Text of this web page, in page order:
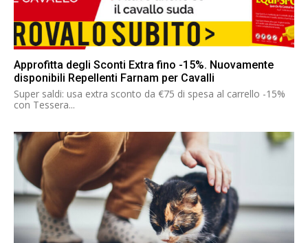
Approfitta degli Sconti Extra fino -15%. Nuovamente
disponibili Repellenti Farnam per Cavalli
Super saldi: usa extra sconto da €75 di spesa al carrello -15%
con Tessera...